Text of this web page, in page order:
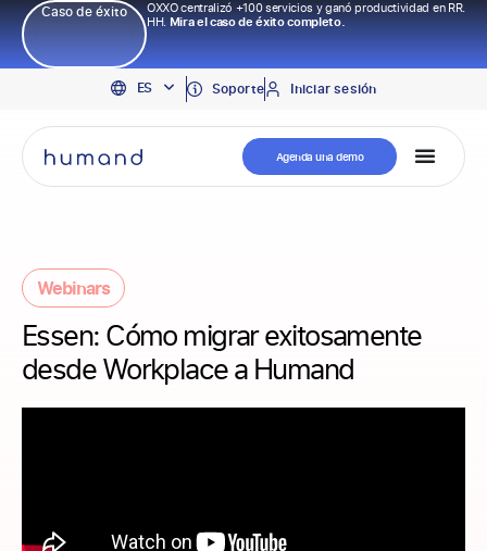
Caso de éxito
OXXO centralizó +100 servicios y ganó productividad en RR.
HH.Mira el caso de éxito completo.
ES
EN
PT
Soporte Iniciar sesión
Agenda una demo
Webinars
Essen: Cómo migrar exitosamente
desde Workplace a Humand